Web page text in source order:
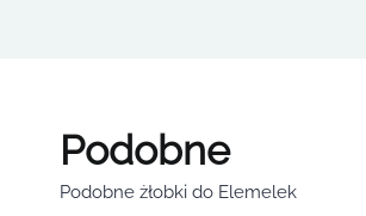
Podobne
Podobne żłobki do Elemelek